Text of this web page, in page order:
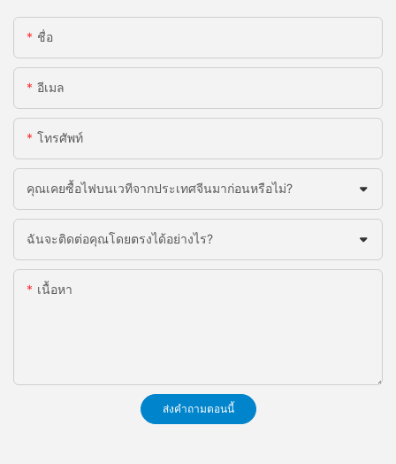
ชื่อ
อีเมล
โทรศัพท์
คุณเคยซื้อไฟบนเวทีจากประเทศจีนมาก่อนหรือไม่?
ฉันจะติดต่อคุณโดยตรงได้อย่างไร?
เนื้อหา
ส่งคำถามตอนนี้